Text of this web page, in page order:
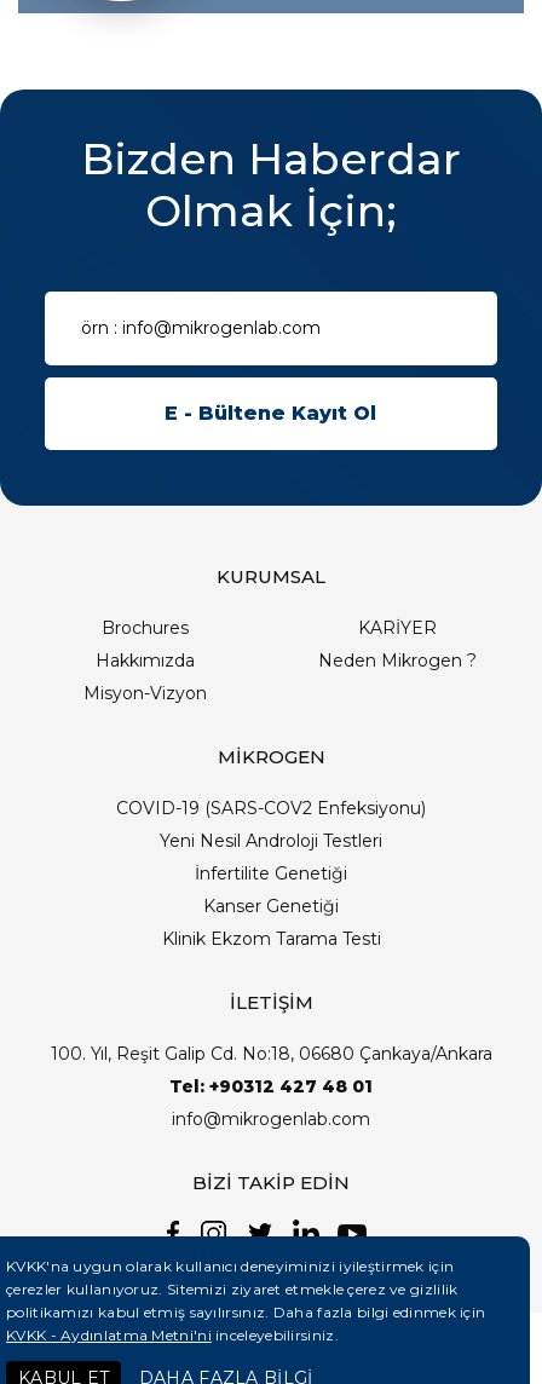
Bizden Haberdar
Olmak İçin;
KURUMSAL
Brochures
KARİYER
Hakkımızda
Neden Mikrogen ?
Misyon-Vizyon
MİKROGEN
COVID-19 (SARS-COV2 Enfeksiyonu)
Yeni Nesil Androloji Testleri
İnfertilite Genetiği
Kanser Genetiği
Klinik Ekzom Tarama Testi
İLETİŞİM
100. Yıl, Reşit Galip Cd. No:18, 06680 Çankaya/Ankara
Tel: +90312 427 48 01
info@mikrogenlab.com
BİZİ TAKİP EDİN
Teknobay (+90 444 5 331)
KVKK'na uygun olarak kullanıcı deneyiminizi iyileştirmek için
çerezler kullanıyoruz. Sitemizi ziyaret etmekle çerez ve gizlilik
politikamızı kabul etmiş sayılırsınız. Daha fazla bilgi edinmek için
KVKK - Aydınlatma Metni'ni inceleyebilirsiniz.
KABUL ET DAHA FAZLA BİLGİ